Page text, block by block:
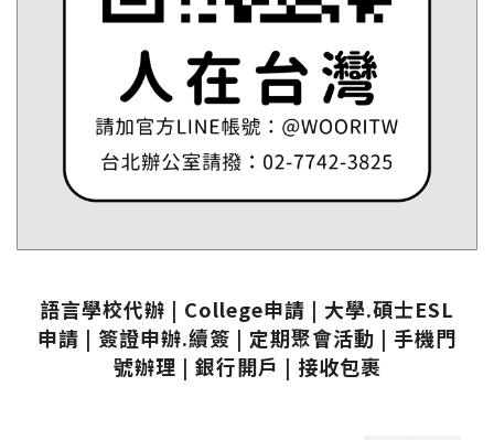
語言學校代辦 | College申請 | 大學.碩士ESL
申請 | 簽證申辦.續簽 | 定期聚會活動 | 手機門
號辦理 | 銀行開戶 | 接收包裹